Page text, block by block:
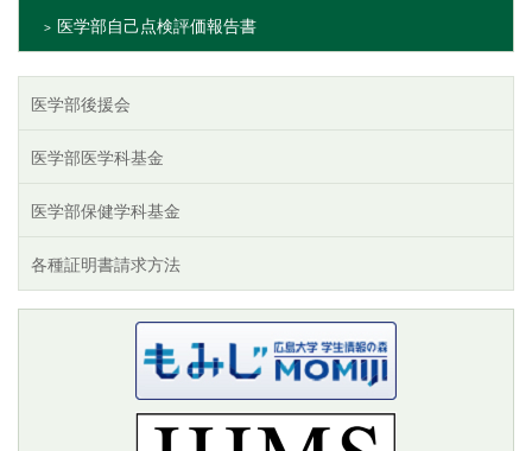
医学部自己点検評価報告書
医学部後援会
医学部医学科基金
医学部保健学科基金
各種証明書請求方法